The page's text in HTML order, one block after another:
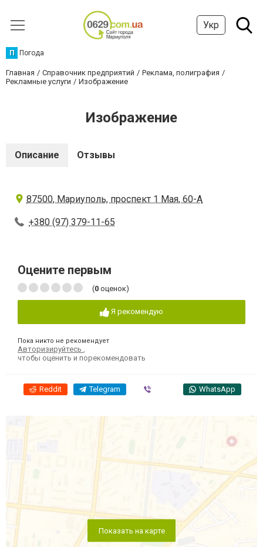
Укр
П Погода
Главная Справочник предприятий
Реклама, полиграфия
Рекламные услуги
Изображение
Изображение
Описание Отзывы
87500, Мариуполь, проспект 1 Мая, 60-А
+380 (97) 379-11-65
Оцените первым
(0 оценок)
Я рекомендую
Пока никто не рекомендует
Авторизируйтесь
чтобы оценить и порекомендовать
Reddit Telegram WhatsApp
Показать на карте